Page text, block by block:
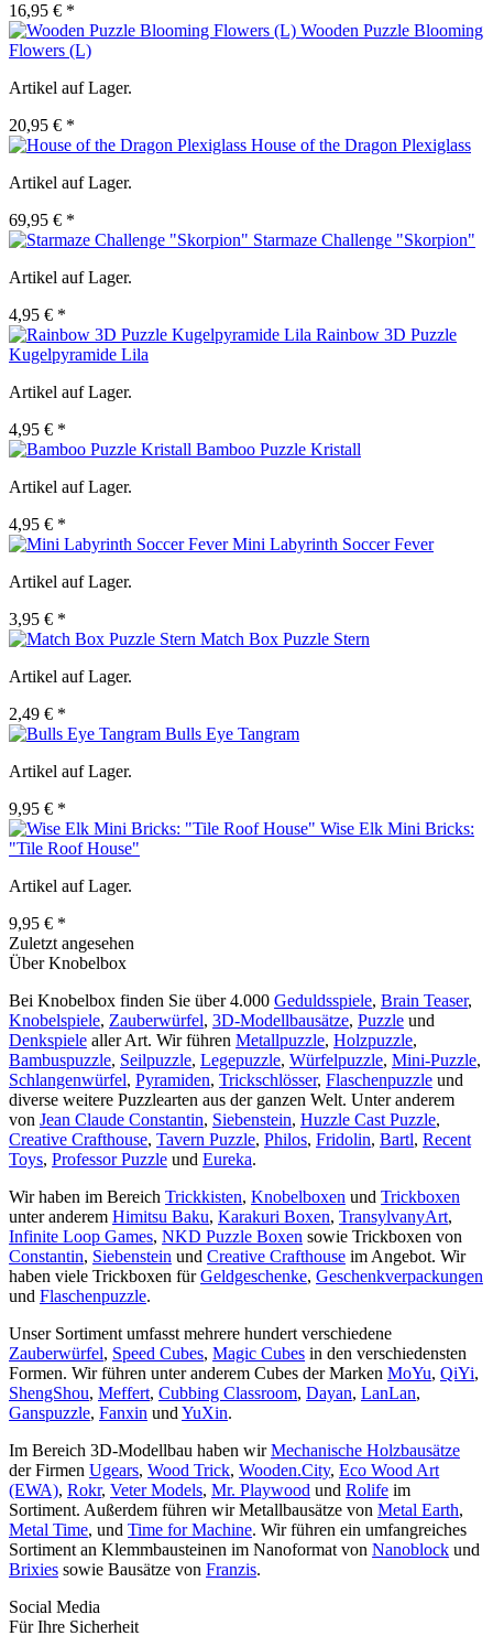
16,95 € *
Wooden Puzzle Blooming
Flowers (L)
Artikel auf Lager.
20,95 € *
House of the Dragon Plexiglass
Artikel auf Lager.
69,95 € *
Starmaze Challenge "Skorpion"
Artikel auf Lager.
4,95 € *
Rainbow 3D Puzzle
Kugelpyramide Lila
Artikel auf Lager.
4,95 € *
Bamboo Puzzle Kristall
Artikel auf Lager.
4,95 € *
Mini Labyrinth Soccer Fever
Artikel auf Lager.
3,95 € *
Match Box Puzzle Stern
Artikel auf Lager.
2,49 € *
Bulls Eye Tangram
Artikel auf Lager.
9,95 € *
Wise Elk Mini Bricks:
"Tile Roof House"
Artikel auf Lager.
9,95 € *
Zuletzt angesehen
Über Knobelbox
Bei Knobelbox finden Sie über 4.000 Geduldsspiele, Brain Teaser,
Knobelspiele, Zauberwürfel, 3D-Modellbausätze, Puzzle und
Denkspiele aller Art. Wir führen Metallpuzzle, Holzpuzzle,
Bambuspuzzle, Seilpuzzle, Legepuzzle, Würfelpuzzle, Mini-Puzzle,
Schlangenwürfel, Pyramiden, Trickschlösser, Flaschenpuzzle und
diverse weitere Puzzlearten aus der ganzen Welt. Unter anderem
von Jean Claude Constantin, Siebenstein, Huzzle Cast Puzzle,
Creative Crafthouse, Tavern Puzzle, Philos, Fridolin, Bartl, Recent
Toys, Professor Puzzle und Eureka.
Wir haben im Bereich Trickkisten, Knobelboxen und Trickboxen
unter anderem Himitsu Baku, Karakuri Boxen, TransylvanyArt,
Infinite Loop Games, NKD Puzzle Boxen sowie Trickboxen von
Constantin, Siebenstein und Creative Crafthouse im Angebot. Wir
haben viele Trickboxen fürGeldgeschenke, Geschenkverpackungen
und Flaschenpuzzle.
Unser Sortiment umfasst mehrere hundert verschiedene
Zauberwürfel, Speed Cubes, Magic Cubes in den verschiedensten
Formen. Wir führen unter anderem Cubes der Marken MoYu, QiYi,
ShengShou, Meffert, Cubbing Classroom, Dayan, LanLan,
Ganspuzzle, Fanxin und YuXin.
Im Bereich 3D-Modellbau haben wirMechanische Holzbausätze
der Firmen Ugears, Wood Trick, Wooden.City, Eco Wood Art
(EWA), Rokr, Veter Models, Mr. Playwood und Rolife im
Sortiment. Außerdem führen wir Metallbausätze von Metal Earth,
Metal Time, und Time for Machine. Wir führen ein umfangreiches
Sortiment an Klemmbausteinen im Nanoformat von Nanoblock und
Brixies sowie Bausätze von Franzis.
Social Media
Für Ihre Sicherheit